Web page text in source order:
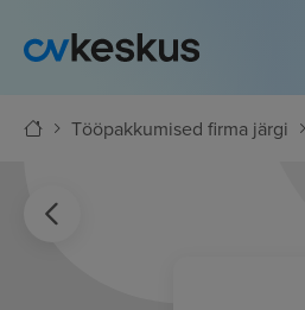
Tööpakkumised firma järgi